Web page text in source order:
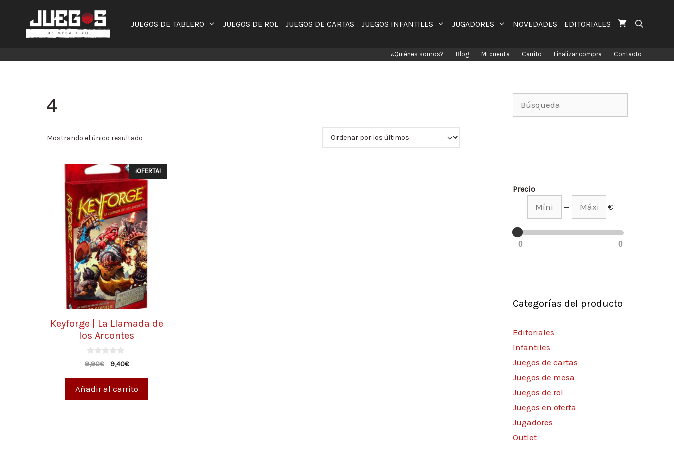
contenido
JUEGOS DE TABLERO JUEGOS DE ROL JUEGOS DE CARTAS JUEGOS INFANTILES JUGADORES NOVEDADES EDITORIALES
¿Quiénes somos? Blog Mi cuenta Carrito Finalizar compra Contacto
4
Mostrando el único resultado
¡OFERTA!
Keyforge | La Llamada de
los Arcontes
0
d
9,90€ 9,40€
Añadir al carrito
Precio
— €
0 0
Categorías del producto
Editoriales
Infantiles
Juegos de cartas
Juegos de mesa
Juegos de rol
Juegos en oferta
Jugadores
Outlet